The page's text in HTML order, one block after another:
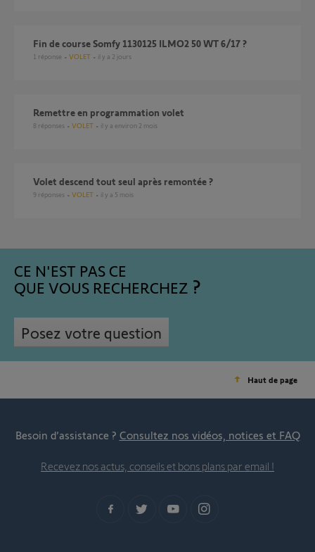
Fin de course Somfy 1130125 ILMO2 50 WT 6/17 ?
1 réponse VOLET il y a 2 jours
Remettre en programmation volet
8 réponses VOLET il y a environ 2 mois
Volet descend tout seul après remontée ?
9 réponses VOLET il y a 5 mois
CE N'EST PAS CE
QUE VOUS RECHERCHEZ
Posez votre question
Haut de page
Besoin d’assistance ? Consultez nos vidéos, notices et FAQ
Recevez nos actus, conseils et bons plans par email !